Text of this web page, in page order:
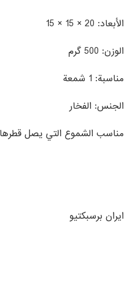
الأبعاد: 20 × 15 × 15
الوزن: 500 گرم
مناسبة: 1 شمعة
الجنس: الفخار
مناسب الشموع التي يصل قطرها
ایران برسبکتیو